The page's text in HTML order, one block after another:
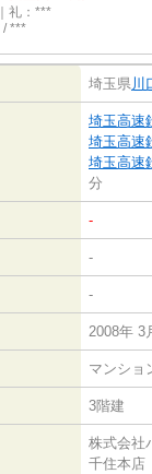
礼：***
/ ***
埼玉県 川
埼玉高速
埼玉高速
埼玉高速
分
-
-
-
2008年 3
マンショ
3階建
株式会社
千住本店